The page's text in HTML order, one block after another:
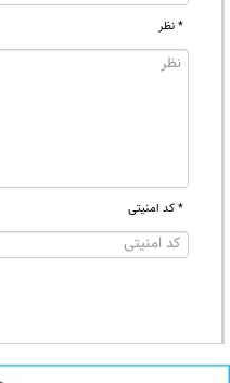
* نظر
* کد امنیتی